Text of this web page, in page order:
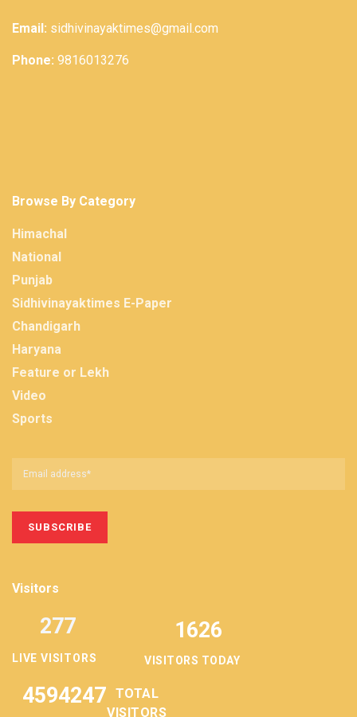
Email: sidhivinayaktimes@gmail.com
Phone: 9816013276
Browse By Category
Himachal
National
Punjab
Sidhivinayaktimes E-Paper
Chandigarh
Haryana
Feature or Lekh
Video
Sports
Visitors
LIVE VISITORS
277 1626
VISITORS TODAY
4594247
TOTAL
VISITORS